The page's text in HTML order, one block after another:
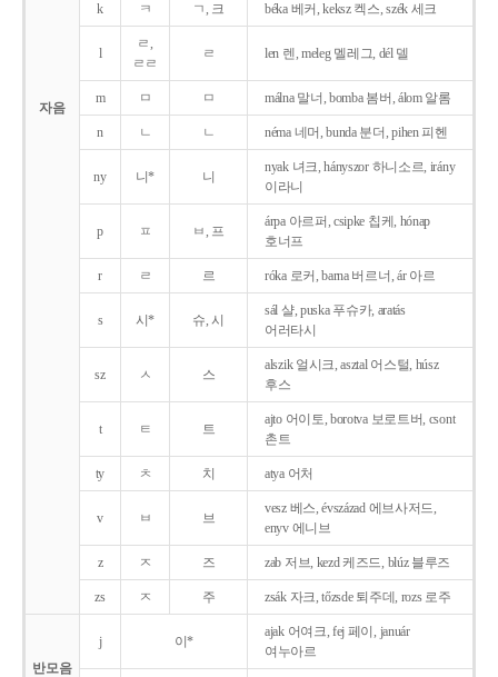
자음
k ㅋ ㄱ, 크 béka 베커, keksz 켁스, szék 세크
l
ㄹ,
ㄹㄹ
ㄹ len 렌, meleg 멜레그, dél 델
m ㅁ ㅁ málna 말너, bomba 봄버, álom 알롬
n ㄴ ㄴ néma 네머, bunda 분더, pihen 피헨
ny 니* 니
nyak 녀크, hányszor 하니소르, irány
이라니
p ㅍ ㅂ, 프
árpa 아르퍼, csipke 칩케, hónap
호너프
r ㄹ 르 róka 로커, barna 버르너, ár 아르
s 시* 슈, 시
sál 샬, puska 푸슈카, aratás
어러타시
sz ㅅ 스
alszik 얼시크, asztal 어스털, húsz
후스
t ㅌ 트
ajto 어이토, borotva 보로트버, csont
촌트
ty ㅊ 치 atya 어처
v ㅂ 브
vesz 베스, évszázad 에브사저드,
enyv 에니브
z ㅈ 즈 zab 저브, kezd 케즈드, blúz 블루즈
zs ㅈ 주 zsák 자크, tőzsde 퇴주데, rozs 로주
반모음
j 이*
ajak 어여크, fej 페이, január
여누아르